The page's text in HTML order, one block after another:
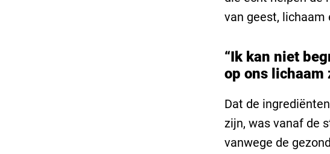
van geest, lichaam
“Ik kan niet
op ons lichaam
Dat de
zijn, was vanaf de
vanwege de